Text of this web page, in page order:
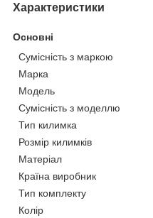
Характеристики
Основні
Сумісність з маркою
Марка
Модель
Сумісність з моделлю
Тип килимка
Розмір килимків
Матеріал
Країна виробник
Тип комплекту
Колір